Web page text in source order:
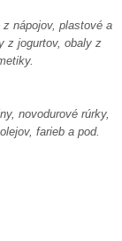
nápojov, plastové a
z jogurtov, obaly z
novodurové rúrky,
farieb a pod.